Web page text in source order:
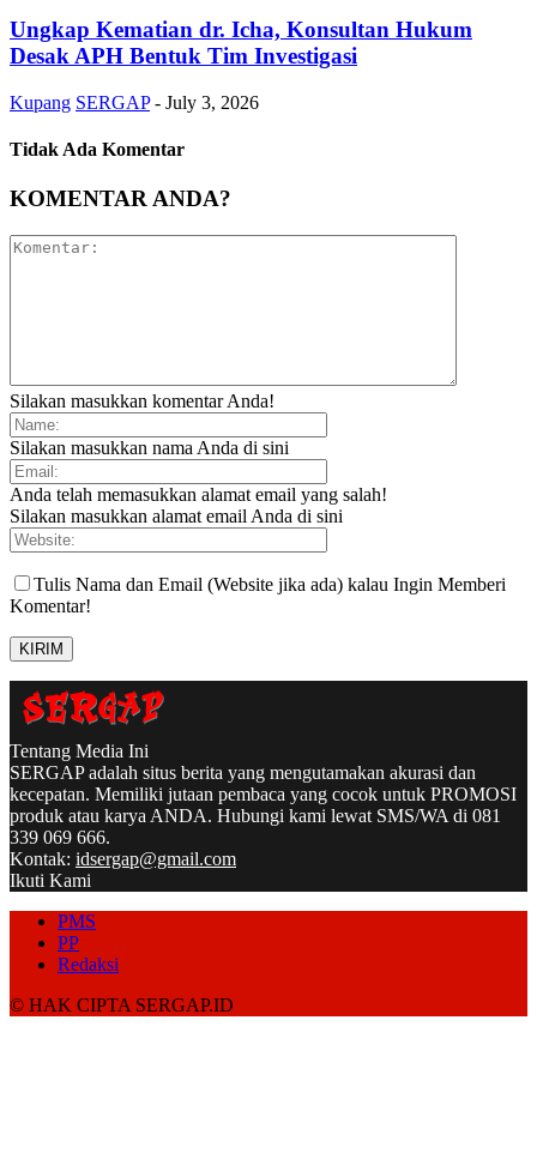
Ungkap Kematian dr. Icha, Konsultan Hukum
Desak APH Bentuk Tim Investigasi
Kupang SERGAP - July 3, 2026
Tidak Ada Komentar
KOMENTAR ANDA?
Silakan masukkan komentar Anda!
Silakan masukkan nama Anda di sini
Anda telah memasukkan alamat email yang salah!
Silakan masukkan alamat email Anda di sini
Tulis Nama dan Email (Website jika ada) kalau Ingin Memberi
Komentar!
Tentang Media Ini
SERGAP adalah situs berita yang mengutamakan akurasi dan
kecepatan. Memiliki jutaan pembaca yang cocok untuk PROMOSI
produk atau karya ANDA. Hubungi kami lewat SMS/WA di 081
339 069 666.
Kontak: idsergap@gmail.com
Ikuti Kami
PMS
PP
Redaksi
© HAK CIPTA SERGAP.ID